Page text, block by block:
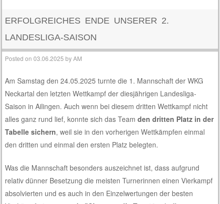
Post navigation
ERFOLGREICHES ENDE UNSERER 2.
LANDESLIGA-SAISON
Posted on03.06.2025 byAM
Am Samstag den 24.05.2025 turnte die 1. Mannschaft der WKG
Neckartal den letzten Wettkampf der diesjährigen Landesliga-
Saison in Ailingen. Auch wenn bei diesem dritten Wettkampf nicht
alles ganz rund lief, konnte sich das Team den dritten Platz in der
Tabelle sichern, weil sie in den vorherigen Wettkämpfen einmal
den dritten und einmal den ersten Platz belegten.
Was die Mannschaft besonders auszeichnet ist, dass aufgrund
relativ dünner Besetzung die meisten Turnerinnen einen Vierkampf
absolvierten und es auch in den Einzelwertungen der besten